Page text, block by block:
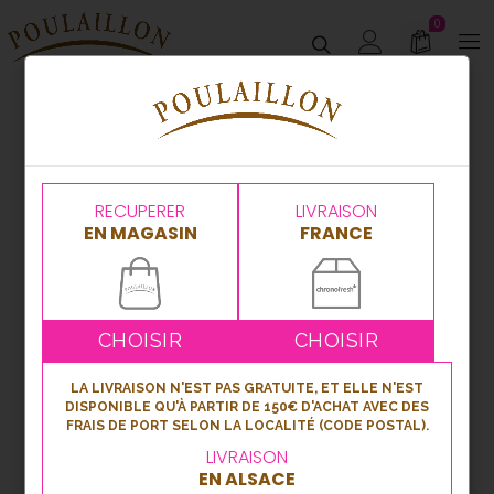
0
RECUPERER
EN MAGASIN
CHOISIR
LA LIVRAISON N'EST PAS GRATUITE, ET ELLE N'EST
DISPONIBLE QU'À PARTIR DE 150€ D'ACHAT AVEC DES
FRAIS DE PORT SELON LA LOCALITÉ (CODE POSTAL).
LIVRAISON
EN ALSACE
LIVRAISON
FRANCE
CHOISIR